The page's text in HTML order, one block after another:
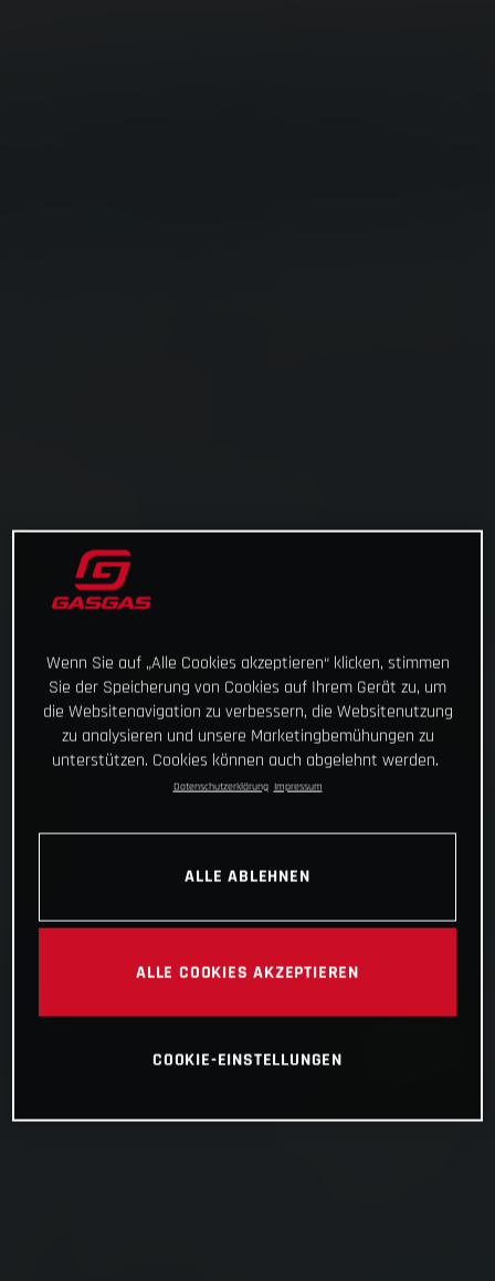
Wenn Sie auf „Alle Cookies akzeptieren“ klicken, stimmen
Sie der Speicherung von Cookies auf Ihrem Gerät zu, um
die Websitenavigation zu verbessern, die Websitenutzung
zu analysieren und unsere Marketingbemühungen zu
unterstützen. Cookies können auch abgelehnt werden.
Datenschutzerklärung Impressum
ALLE ABLEHNEN
ALLE COOKIES AKZEPTIEREN
COOKIE-EINSTELLUNGEN